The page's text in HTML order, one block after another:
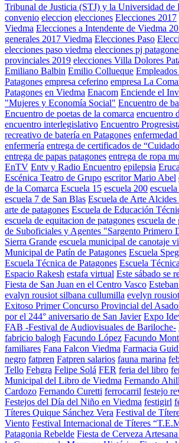
Tribunal de Justicia (STJ) y la Universidad de
convenio eleccion elecciones Elecciones 2017
Viedma Elecciones a Intendente de Viedma
generales 2017 Viedma Elecciones Paso
elecciones paso viedma elecciones pj
provinciales 2019 elecciones Villa Dolores
Emiliano Balbin Emilio Collueque
Patagones empresa ceferino empresa La
Patagones en Viedma Enacom Enciende el
"Mujeres y Economía Social" Encuentro de
Encuentro de poetas de la comarca encuentro
encuentro interlegislativo Encuentro
recreativo de batería en Patagones
enfermería entrega de certificados de
entrega de papas patagones entrega de ropa
EnTV Entv y Radio Encuentro epilepsia
Escénica Teatro de Grupo escritor Mario Abel
de la Comarca Escuela 15 escuela 200
escuela 7 de San Blas Escuela de Arte
arte de patagones Escuela de Educación
escuela de equitacion de patagones escuela de
de Suboficiales y Agentes "Sargento Primero
Sierra Grande escuela municipal de canotaje
Municipal de Patín de Patagones Escuela
Escuela Técnica de Patagones Escuela
Espacio Rakesh estafa virtual Este sábado se
Fiesta de San Juan en el Centro Vasco
evalyn rousiot silbana cullumilla evelyn rousiot
Exitoso Primer Concurso Provincial del
por el 244° aniversario de San Javier Expo
FAB -Festival de Audiovisuales de Bariloche-
fabricio balogh Facundo López Facundo
familiares Fana Falcon Viedma Farmacia
negro fatpren Fatpren salarios fauna marina
Tello Fehgra Felipe Solá FER feria del libro
Municipal del Libro de Viedma Fernando
Cardozo Fernando Curetti ferrocarril festejo
Festejos del Día del Niño en Viedma festigirl
Títeres Quique Sánchez Vera Festival de
Viento Festival Internacional de Títeres
Patagonia Rebelde Fiesta de Cerveza